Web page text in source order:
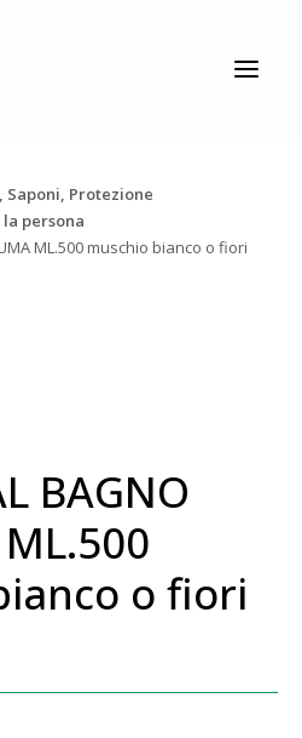
NEWS
Protezione
persona
ML.500 muschio bianco o fiori
BAGNO
o fiori